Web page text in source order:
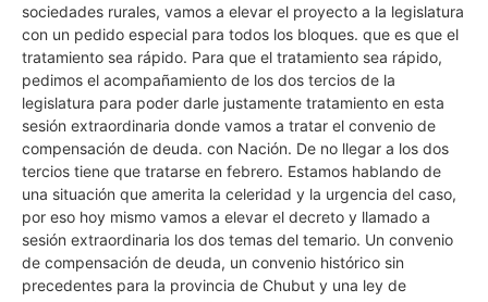
sociedades rurales, vamos a elevar el proyecto a la legislatura
con un pedido especial para todos los bloques. que es que el
tratamiento sea rápido. Para que el tratamiento sea rápido,
pedimos el acompañamiento de los dos tercios de la
legislatura para poder darle justamente tratamiento en esta
sesión extraordinaria donde vamos a tratar el convenio de
compensación de deuda. con Nación. De no llegar a los dos
tercios tiene que tratarse en febrero. Estamos hablando de
una situación que amerita la celeridad y la urgencia del caso,
por eso hoy mismo vamos a elevar el decreto y llamado a
sesión extraordinaria los dos temas del temario. Un convenio
de compensación de deuda, un convenio histórico sin
precedentes para la provincia de Chubut y una ley de